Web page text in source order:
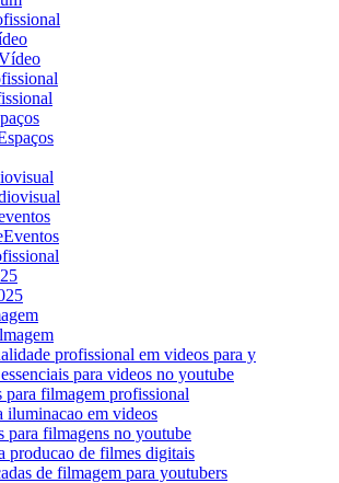
profissional em videos para y
para videos no youtube
para filmagem profissional
iluminacao em videos
para filmagens no youtube
producao de filmes digitais
de filmagem para youtubers